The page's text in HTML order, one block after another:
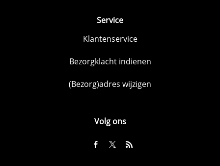
Service
Klantenservice
Bezorgklacht indienen
(Bezorg)adres wijzigen
Volg ons